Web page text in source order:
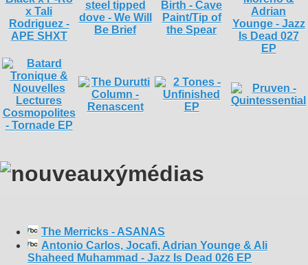
The Merricks - ASANAS
Antonio Carlos, Jocafi, Adrian Younge & Ali
Shaheed Muhammad - Jazz Is Dead 026 EP